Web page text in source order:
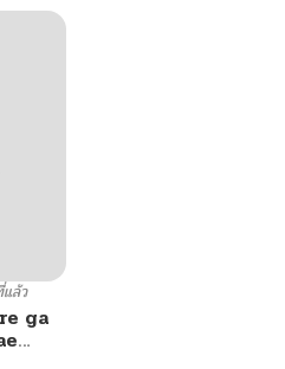
ล้ว
ga